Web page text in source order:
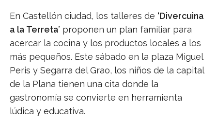
En Castellón ciudad, los talleres de ‘Divercuina
a la Terreta’ proponen un plan familiar para
acercar la cocina y los productos locales a los
más pequeños. Este sábado en la plaza Miguel
Peris y Segarra del Grao, los niños de la capital
de la Plana tienen una cita donde la
gastronomía se convierte en herramienta
lúdica y educativa.